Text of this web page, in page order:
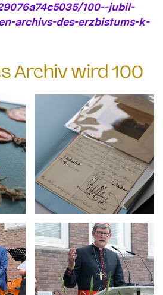
100--jubil-
archivs-des-erzbistums-k-
Archiv wird 100